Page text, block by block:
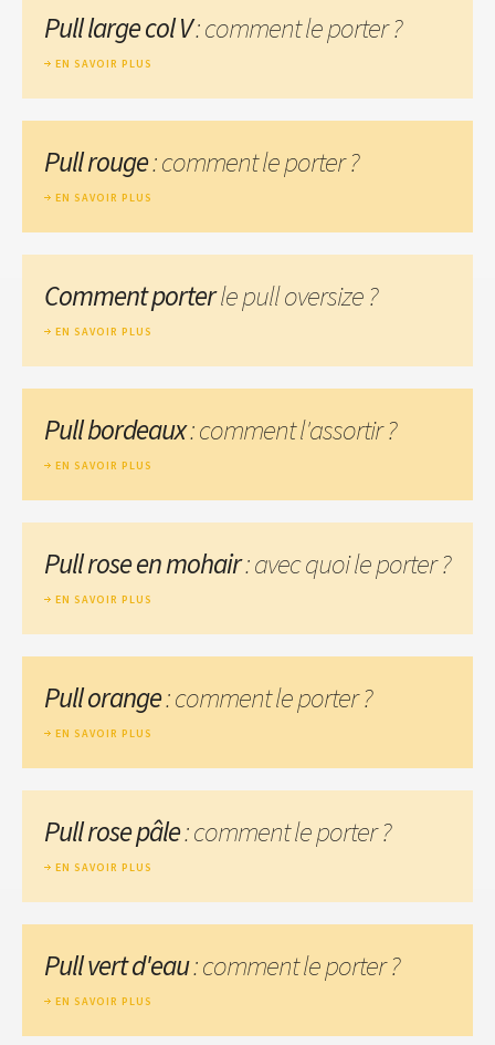
Pull large col V: comment le porter ?
EN SAVOIR PLUS
Pull rouge: comment le porter ?
EN SAVOIR PLUS
Comment porterle pull oversize ?
EN SAVOIR PLUS
Pull bordeaux: comment l'assortir ?
EN SAVOIR PLUS
Pull rose en mohair: avec quoi le porter ?
EN SAVOIR PLUS
Pull orange: comment le porter ?
EN SAVOIR PLUS
Pull rose pâle: comment le porter ?
EN SAVOIR PLUS
Pull vert d'eau: comment le porter ?
EN SAVOIR PLUS